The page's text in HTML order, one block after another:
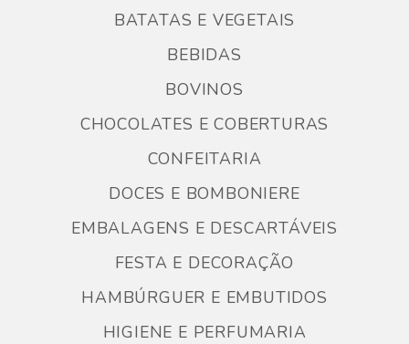
BATATAS E VEGETAIS
BEBIDAS
BOVINOS
CHOCOLATES E COBERTURAS
CONFEITARIA
DOCES E BOMBONIERE
EMBALAGENS E DESCARTÁVEIS
FESTA E DECORAÇÃO
HAMBÚRGUER E EMBUTIDOS
HIGIENE E PERFUMARIA